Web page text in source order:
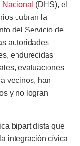
(DHS), el
cubran la
del Servicio de
autoridades
endurecidas
evaluaciones
vecinos, han
y no logran
bipartidista que
integración cívica